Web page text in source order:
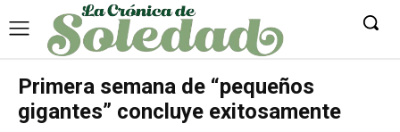
Primera semana de “pequeños
gigantes” concluye exitosamente